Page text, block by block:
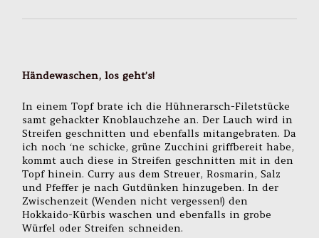
Händewaschen, los geht’s!
In einem Topf brate ich die Hühnerarsch-Filetstücke
samt gehackter Knoblauchzehe an. Der Lauch wird in
Streifen geschnitten und ebenfalls mitangebraten. Da
ich noch ‘ne schicke, grüne Zucchini griffbereit habe,
kommt auch diese in Streifen geschnitten mit in den
Topf hinein. Curry aus dem Streuer, Rosmarin, Salz
und Pfeffer je nach Gutdünken hinzugeben. In der
Zwischenzeit (Wenden nicht vergessen!) den
Hokkaido-Kürbis waschen und ebenfalls in grobe
Würfel oder Streifen schneiden.